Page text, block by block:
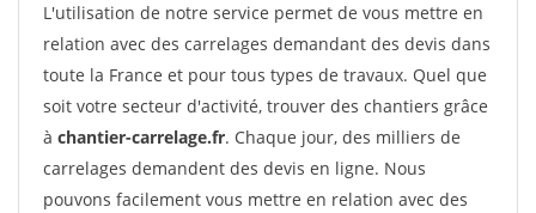
L'utilisation de notre service permet de vous mettre en
relation avec des carrelages demandant des devis dans
toute la France et pour tous types de travaux. Quel que
soit votre secteur d'activité, trouver des chantiers grâce
à chantier-carrelage.fr. Chaque jour, des milliers de
carrelages demandent des devis en ligne. Nous
pouvons facilement vous mettre en relation avec des